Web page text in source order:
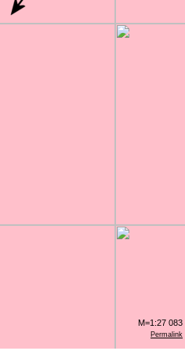
Permalink
M=1:27 083